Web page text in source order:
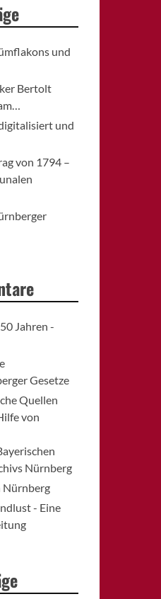
und
Bertolt
und
von 1794 –
Jahren -
Gesetze
Quellen
von
Nürnberg
Nürnberg
- Eine